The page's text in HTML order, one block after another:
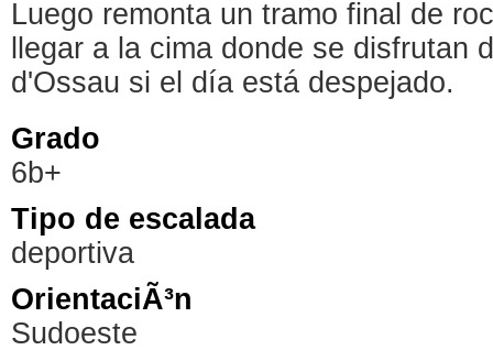
Luego remonta un tramo final de
llegar a la cima donde se
d'Ossau si el día está despejado.
Grado
6b+
Tipo de escalada
deportiva
OrientaciÃ³n
Sudoeste